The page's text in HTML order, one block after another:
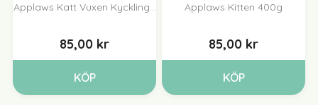
Applaws Katt Vuxen Kyckling...
85,00 kr
KÖP
Applaws Kitten 400g
85,00 kr
KÖP